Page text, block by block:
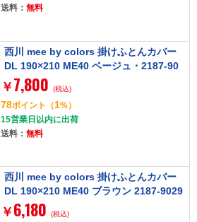
送料： 無料
西川 mee by colors 掛けふとんカバー
DL 190×210 ME40 ベージュ・2187-90
293
￥ 7,800 (税込)
78ポイント （1%）
15営業日以内に出荷
送料： 無料
西川 mee by colors 掛けふとんカバー
DL 190×210 ME40 ブラウン 2187-9029
3
￥ 6,180 (税込)